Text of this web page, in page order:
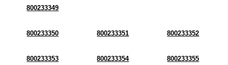
800233349
800233350 800233351 800233352
800233353 800233354 800233355